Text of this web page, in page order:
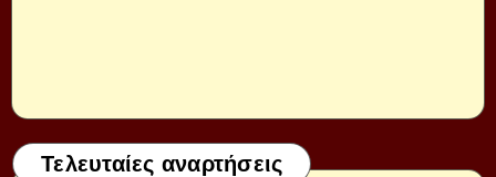
Τελευταίες αναρτήσεις